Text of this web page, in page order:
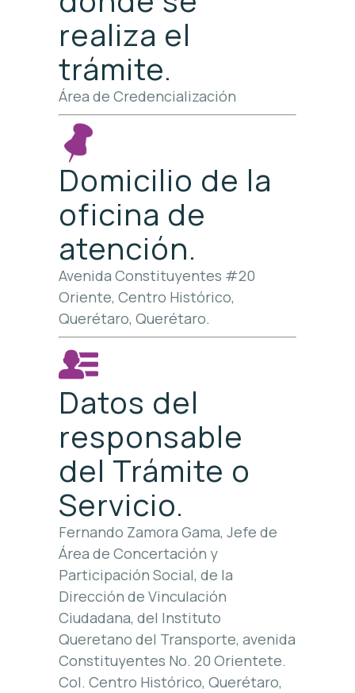
realiza el
trámite.
Área de Credencialización
Domicilio de la
oficina de
atención.
Avenida Constituyentes #20
Oriente, Centro Histórico,
Querétaro, Querétaro.
Datos del
responsable
del Trámite o
Servicio.
Fernando Zamora Gama, Jefe de
Área de Concertación y
Participación Social, de la
Dirección de Vinculación
Ciudadana, del Instituto
Queretano del Transporte, avenida
Constituyentes No. 20 Orientete.
Col. Centro Histórico, Querétaro,